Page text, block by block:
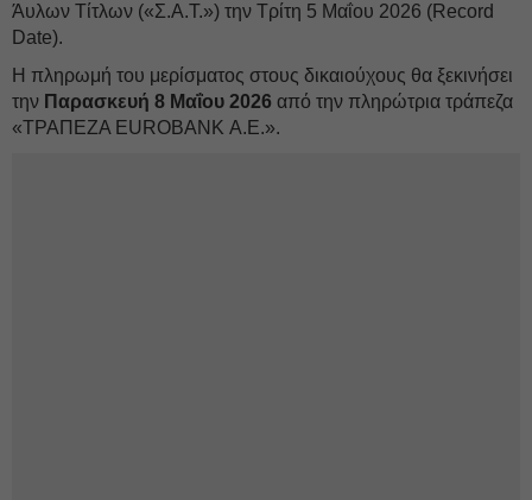
Άυλων Τίτλων («Σ.Α.Τ.») την Τρίτη 5 Μαΐου 2026 (Record
Date).
Η πληρωμή του μερίσματος στους δικαιούχους θα ξεκινήσει
την Παρασκευή 8 Μαΐου 2026 από την πληρώτρια τράπεζα
«ΤΡΑΠΕΖΑ EUROBANK Α.Ε.».